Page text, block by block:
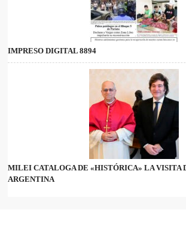
IMPRESO DIGITAL 8894
MILEI CATALOGA DE «HISTÓRICA» LA VISITA
ARGENTINA